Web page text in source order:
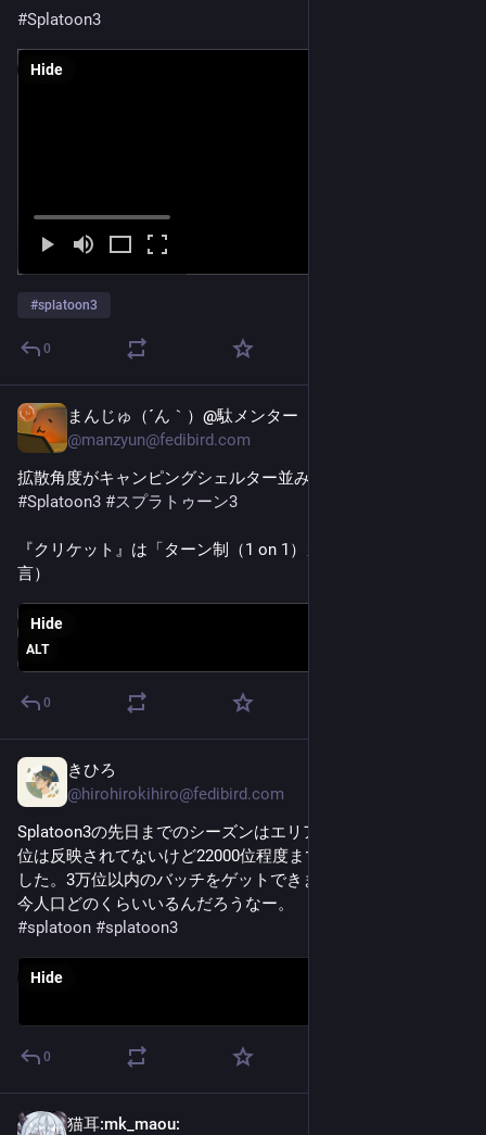
#Splatoon3
Hide
#splatoon3
0
まんじゅ（´ん｀）@駄メンター
@manzyun@fedibird.com
#Splatoon3 #スプラトゥーン3
『クリケット』は「ターン制（1 on 1）ガチエリア」です（過
言）
ALT
Hide
0
きひろ
@hirohirokihiro@fedibird.com
Splatoon3の先日までのシーズンはエリアが Xパワー2288、順
位は反映されてないけど22000位程度まで行けたので、満足で
した。3万位以内のバッチをゲットできました。
今人口どのくらいいるんだろうなー。
#splatoon #splatoon3
Hide
0
猫耳:mk_maou: